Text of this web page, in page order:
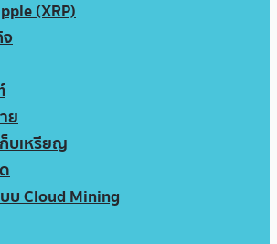
(XRP)
ย
ก็บเหรียญ
บ Cloud Mining